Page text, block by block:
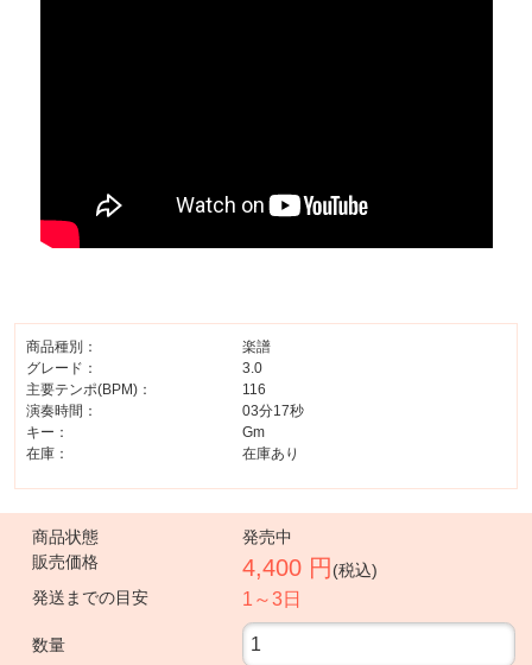
商品種別：
楽譜
グレード：
3.0
主要テンポ(BPM)：
116
演奏時間：
03分17秒
キー：
Gm
在庫：
在庫あり
商品状態
発売中
販売価格
4,400 円 (税込)
発送までの目安
1～3日
数量